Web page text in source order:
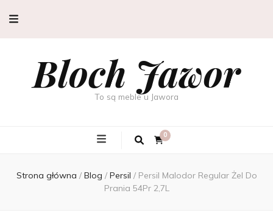
Bloch Jawor
To są meble u Jawora
0
Strona główna / Blog / Persil / Persil Malodor Regular Żel Do
Prania 54Pr 2,7L